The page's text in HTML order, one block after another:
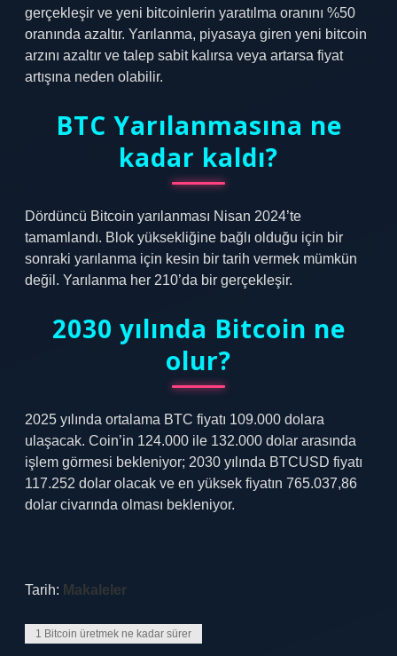
gerçekleşir ve yeni bitcoinlerin yaratılma oranını %50
oranında azaltır. Yarılanma, piyasaya giren yeni bitcoin
arzını azaltır ve talep sabit kalırsa veya artarsa ​​fiyat
artışına neden olabilir.
BTC Yarılanmasına ne
kadar kaldı?
Dördüncü Bitcoin yarılanması Nisan 2024’te
tamamlandı. Blok yüksekliğine bağlı olduğu için bir
sonraki yarılanma için kesin bir tarih vermek mümkün
değil. Yarılanma her 210’da bir gerçekleşir.
2030 yılında Bitcoin ne
olur?
2025 yılında ortalama BTC fiyatı 109.000 dolara
ulaşacak. Coin’in 124.000 ile 132.000 dolar arasında
işlem görmesi bekleniyor; 2030 yılında BTCUSD fiyatı
117.252 dolar olacak ve en yüksek fiyatın 765.037,86
dolar civarında olması bekleniyor.
Tarih: Makaleler
1 Bitcoin üretmek ne kadar sürer